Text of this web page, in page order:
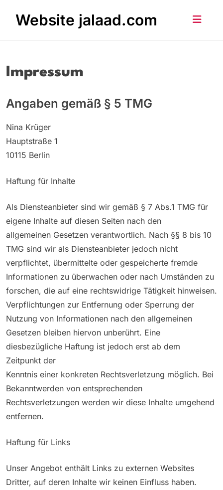
Website jalaad.com
Impressum
Angaben gemäß § 5 TMG
Nina Krüger
Hauptstraße 1
10115 Berlin
Haftung für Inhalte
Als Diensteanbieter sind wir gemäß § 7 Abs.1 TMG für
eigene Inhalte auf diesen Seiten nach den
allgemeinen Gesetzen verantwortlich. Nach §§ 8 bis 10
TMG sind wir als Diensteanbieter jedoch nicht
verpflichtet, übermittelte oder gespeicherte fremde
Informationen zu überwachen oder nach Umständen zu
forschen, die auf eine rechtswidrige Tätigkeit hinweisen.
Verpflichtungen zur Entfernung oder Sperrung der
Nutzung von Informationen nach den allgemeinen
Gesetzen bleiben hiervon unberührt. Eine
diesbezügliche Haftung ist jedoch erst ab dem
Zeitpunkt der
Kenntnis einer konkreten Rechtsverletzung möglich. Bei
Bekanntwerden von entsprechenden
Rechtsverletzungen werden wir diese Inhalte umgehend
entfernen.
Haftung für Links
Unser Angebot enthält Links zu externen Websites
Dritter, auf deren Inhalte wir keinen Einfluss haben.